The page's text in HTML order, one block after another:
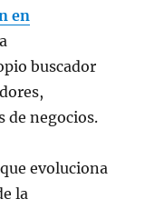
en
buscador
de negocios.
evoluciona
la